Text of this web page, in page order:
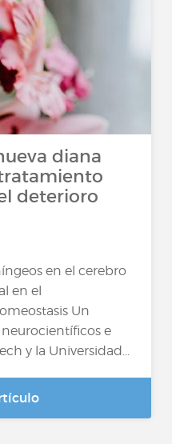
diana
deterioro
en el cerebro
en el
Un
e
y la Universidad...